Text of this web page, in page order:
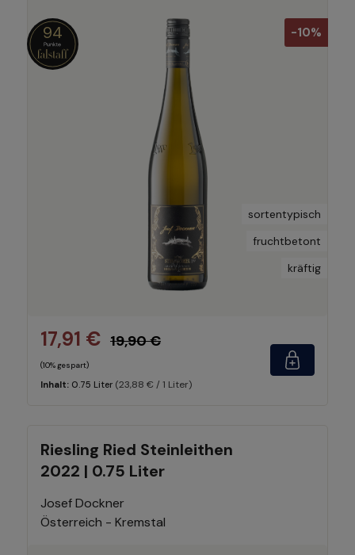
-10%
94
sortentypisch
fruchtbetont
kräftig
17,91 € 19,90 €
(10% gespart)
Inhalt: 0.75 Liter (23,88 € / 1 Liter)
Riesling Ried Steinleithen
2022 | 0.75 Liter
Josef Dockner
Österreich - Kremstal